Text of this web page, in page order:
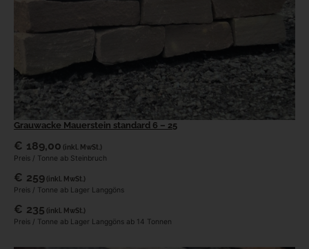
Grauwacke Mauerstein standard 6 – 25
€ 189,00 (inkl. MwSt.)
Preis / Tonne ab Steinbruch
€ 259(inkl. MwSt.)
Preis / Tonne ab Lager Langgöns
€ 235 (inkl. MwSt.)
Preis / Tonne ab Lager Langgöns ab 14 Tonnen